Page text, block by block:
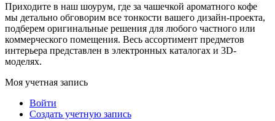
Приходите в наш шоурум, где за чашечкой ароматного кофе
мы детально обговорим все тонкости вашего дизайн-проекта,
подберем оригинальные решения для любого частного или
коммерческого помещения. Весь ассортимент предметов
интерьера представлен в электронных каталогах и 3D-
моделях.
Моя учетная запись
Войти
Создать учетную запись